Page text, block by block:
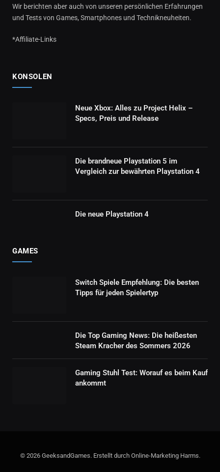
Wir berichten aber auch von unseren persönlichen Erfahrungen
und Tests von Games, Smartphones und Technikneuheiten.
*Affiliate-Links
KONSOLEN
Neue Xbox: Alles zu Project Helix –
Specs, Preis und Release
Die brandneue Playstation 5 im
Vergleich zur bewährten Playstation 4
Die neue Playstation 4
GAMES
Switch Spiele Empfehlung: Die besten
Tipps für jeden Spielertyp
Die Top Gaming News: Die heißesten
Steam Kracher des Sommers 2026
Gaming Stuhl Test: Worauf es beim Kauf
ankommt
© 2026 GeeksandGames. Erstellt durch Online-Marketing Harms.